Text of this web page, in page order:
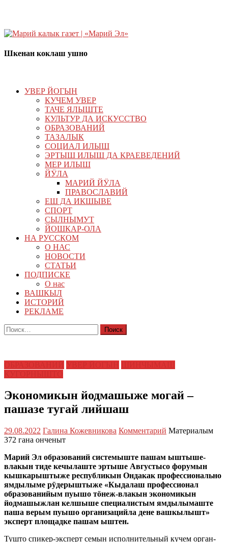
Шкенан коклаш ушно
УВЕР ЙОГЫН
КУЧЕМ УВЕР
ТАЧЕ ЯЛЫШТЕ
КУЛЬТУР ДА ИСКУССТВО
ОБРАЗОВАНИЙ
ТАЗАЛЫК
СОЦИАЛ ИЛЫШ
ЭРТЫШ ИЛЫШ ДА КРАЕВЕДЕНИЙ
МЕР ИЛЫШ
ЙӰЛА
МАРИЙ ЙӰЛА
ПРАВОСЛАВИЙ
ЕШ ДА ИКШЫВЕ
СПОРТ
СЫЛНЫМУТ
ЙОШКАР-ОЛА
НА РУССКОМ
О НАС
НОВОСТИ
СТАТЬИ
ПОДПИСКЕ
О нас
ВАШКЫЛ
ИСТОРИЙ
РЕКЛАМЕ
Найти:
Экономикын йодмашыже могай –
пашазе тугай лийшаш
29.08.2022 Галина Кожевникова Комментарий Материалым
372 гана онченыт
Марий Эл образований системыште пашам ыштыше-
влакын тиде кечылаште эртыше Августысо форумын
кышкарыштыже республикын Ондакак профессионально
ямдылыме рӱдерыштыже «Кыдалаш профессионал
образованийым пуышо тӧнеж-влакын экономикын
йодмашыжлан келшыше специалистым ямдылымаште
паша верым пуышо организацийла дене вашкылышт»
эксперт площадке пашам ыштен.
Тушто спикер-эксперт семын исполнительный кучем орган-